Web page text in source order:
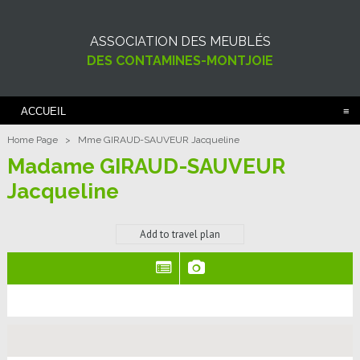
ASSOCIATION DES MEUBLÉS
DES CONTAMINES-MONTJOIE
ACCUEIL
Home Page > Mme GIRAUD-SAUVEUR Jacqueline
Madame GIRAUD-SAUVEUR
Jacqueline
Add to travel plan